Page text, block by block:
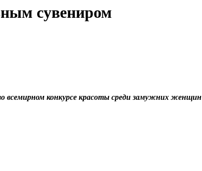
сувениром
всемирном конкурсе красоты среди замужних женщин